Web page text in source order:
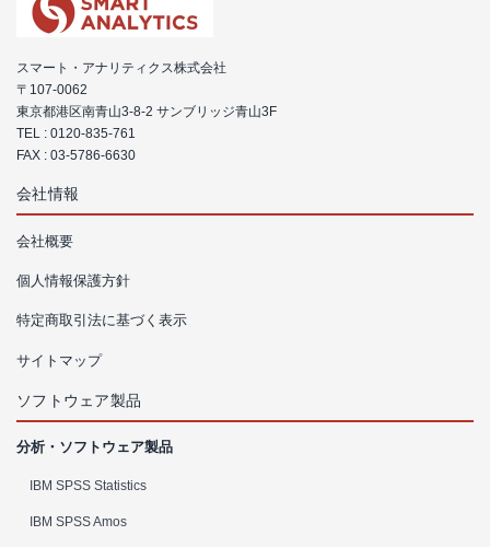
スマート・アナリティクス株式会社
〒107-0062
東京都港区南青山3-8-2 サンブリッジ青山3F
TEL : 0120-835-761
FAX : 03-5786-6630
会社情報
会社概要
個人情報保護方針
特定商取引法に基づく表示
サイトマップ
ソフトウェア製品
分析・ソフトウェア製品
IBM SPSS Statistics
IBM SPSS Amos